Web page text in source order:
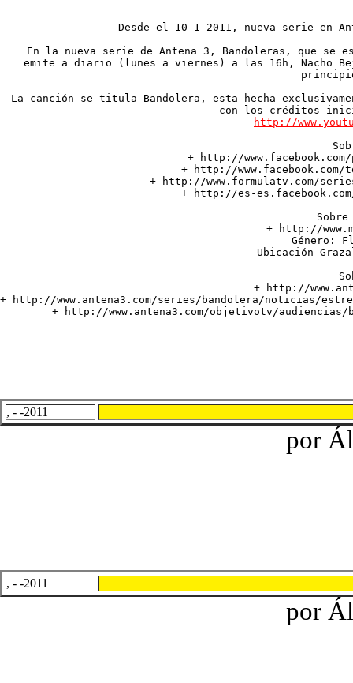
Desde el 10-1-2011, nueva serie en
En la nueva serie de Antena 3, Bandoleras, que se
emite a diario (lunes a viernes) a las 16h, Nacho
La canción se titula Bandolera, esta hecha
http://
+ http://www.facebook.com/
+ http://www.facebook.com/
+ http://www.formulatv.com/
+ http://es-es.facebook.com/
+ http://
Género:
Ubicación
+ http://
+ http://www.antena3.com/series/bandolera/noticias/
+ http://www.antena3.com/objetivotv/audiencias/
, - -2011
por
, - -2011
por